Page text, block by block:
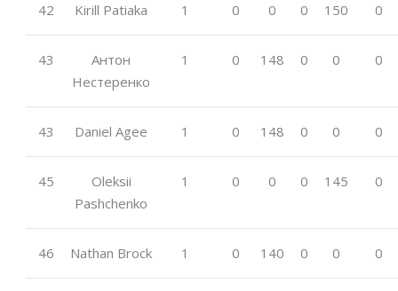
42 Kirill Patiaka 1 0 0 0 150 0
43
Антон
Нестеренко
1 0 148 0 0 0
43 Daniel Agee 1 0 148 0 0 0
45
Oleksii
Pashchenko
1 0 0 0 145 0
46 Nathan Brock 1 0 140 0 0 0